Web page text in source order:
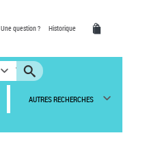
Une question ? Historique
AUTRES RECHERCHES